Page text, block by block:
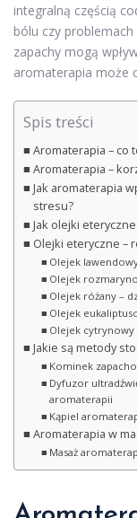
integralną częścią
bólu czy problemach
zapachy mogą
aromaterapia może
Spis treści
Aromaterapia – co
Aromaterapia –
Jak aromaterapia
stresu?
Jak olejki
Olejki eteryczne –
Olejek
Olejek
Olejek różany –
Olejek
Olejek cytrynowy
Jakie są metody
Kominek
Dyfuzor
aromaterapii
Kąpiel
Aromaterapia w
Masaż